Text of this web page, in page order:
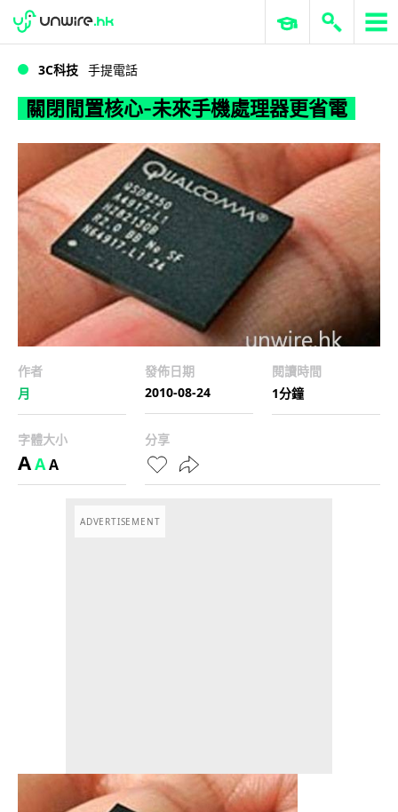
關閉閒置核心-未來手機處理器更省電
WWDC 2026 ERP 與商業 AI
3C科技 手提電話
關閉閒置核心-未來手機處理器更省電
作者
月
發佈日期
2010-08-24
閱讀時間
1分鐘
字體大小
AAA
分享
ADVERTISEMENT